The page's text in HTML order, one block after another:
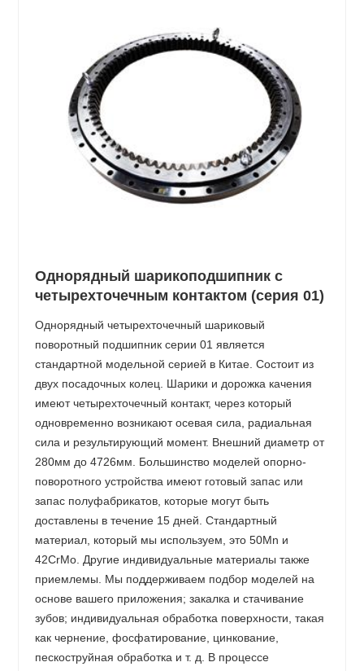
Однорядный шарикоподшипник с
четырехточечным контактом (серия 01)
Однорядный четырехточечный шариковый
поворотный подшипник серии 01 является
стандартной модельной серией в Китае. Состоит из
двух посадочных колец. Шарики и дорожка качения
имеют четырехточечный контакт, через который
одновременно возникают осевая сила, радиальная
сила и результирующий момент. Внешний диаметр от
280мм до 4726мм. Большинство моделей опорно-
поворотного устройства имеют готовый запас или
запас полуфабрикатов, которые могут быть
доставлены в течение 15 дней. Стандартный
материал, который мы используем, это 50Mn и
42CrMo. Другие индивидуальные материалы также
приемлемы. Мы поддерживаем подбор моделей на
основе вашего приложения; закалка и стачивание
зубов; индивидуальная обработка поверхности, такая
как чернение, фосфатирование, цинкование,
пескоструйная обработка и т. д. В процессе